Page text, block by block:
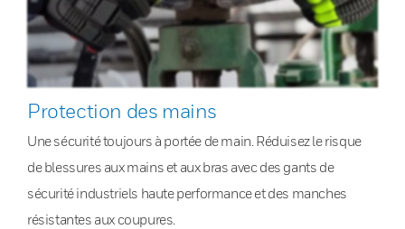
Protection des mains
Une sécurité toujours à portée de main. Réduisez le risque
de blessures aux mains et aux bras avec des gants de
sécurité industriels haute performance et des manches
résistantes aux coupures.